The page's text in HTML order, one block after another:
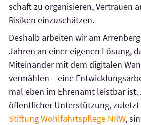
schaft zu organi­sieren, Vertrauen
Risiken einzu­schätzen.
Deshalb arbeiten wir am
Jahren an einer eigenen Lösung,
Miteinander mit dem digitalen
vermählen – eine
mal eben im Ehrenamt leistbar
öffent­licher Unter­stützung,
Stiftung Wohl­fahrts­pflege NRW,